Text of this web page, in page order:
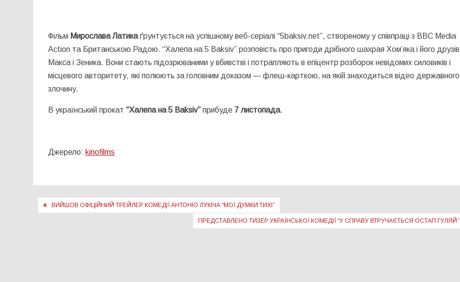
Фільм Мирослава Латикаґрунтується на успішному веб-серіалі “5baksiv.net”, створеному у співпраці з BBC Media
Action та Британською Радою. “Халепа на 5 Baksiv” розповість про пригоди дрібного шахрая Хом’яка і його друзів
Макса і Зеника. Вони стають підозрюваними у вбивстві і потрапляють в епіцентр розборок невідомих силовиків і
місцевого авторитету, які полюють за головним доказом — флеш-карткою, на якій знаходиться відео державного
злочину.
В український прокат“Халепа на 5 Baksiv” прибуде 7 листопада.
Джерело: kinofilms
Навігація
ВИЙШОВ ОФІЦІЙНИЙ ТРЕЙЛЕР КОМЕДІЇ АНТОНІО ЛУКІЧА “МОЇ ДУМКИ ТИХІ”
ПРЕДСТАВЛЕНО ТИЗЕР УКРАЇНСЬКОЇ КОМЕДІЇ “У СПРАВУ ВТРУЧАЄТЬСЯ ОСТАП ГУЛЯЙ”